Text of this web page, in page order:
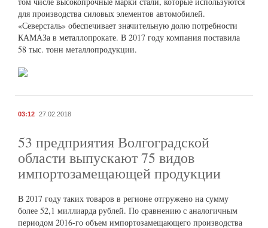
для производства силовых элементов автомобилей.
«Северсталь» обеспечивает значительную долю потребности
КАМАЗа в металлопрокате. В 2017 году компания поставила
58 тыс. тонн металлопродукции.
03:12 27.02.2018
53 предприятия Волгоградской
области выпускают 75 видов
импортозамещающей продукции
В 2017 году таких товаров в регионе отгружено на сумму
более 52,1 миллиарда рублей. По сравнению с аналогичным
периодом 2016-го объем импортозамещающего производства